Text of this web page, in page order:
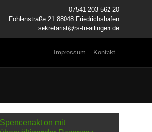
07541 203 562 20
Fohlenstraße 21 88048 Friedrichshafen
sekretariat@rs-fn-ailingen.de
Impressum Kontakt
Spendenaktion mit